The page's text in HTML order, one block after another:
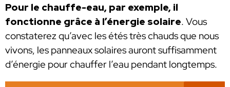
Pour le chauffe-eau, par exemple, il
fonctionne grâce à l’énergie solaire. Vous
constaterez qu’avec les étés très chauds que nous
vivons, les panneaux solaires auront suffisamment
d’énergie pour chauffer l’eau pendant longtemps.